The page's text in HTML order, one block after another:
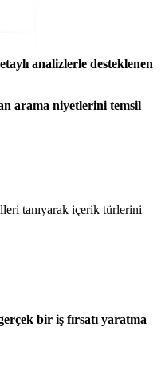
analizlerle desteklenen
arama niyetlerini temsil
tanıyarak içerik türlerini
bir iş fırsatı yaratma